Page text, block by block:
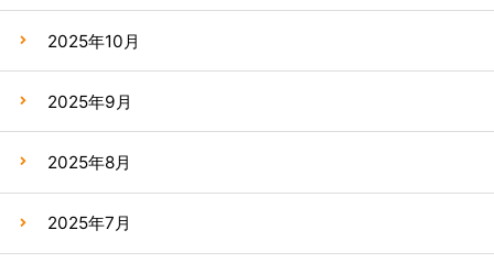
2025年10月
2025年9月
2025年8月
2025年7月